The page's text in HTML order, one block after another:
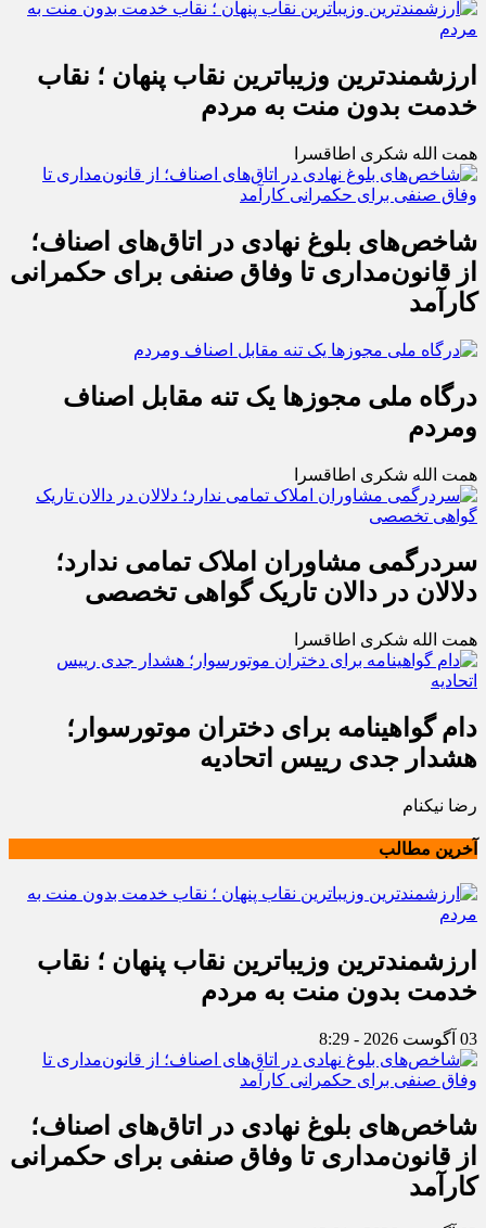
ارزشمندترین وزیباترین نقاب پنهان ؛ نقاب
خدمت بدون منت به مردم
همت الله شکری اطاقسرا
شاخص‌های بلوغ نهادی در اتاق‌های اصناف؛
از قانون‌مداری تا وفاق صنفی برای حکمرانی
کارآمد
درگاه ملی مجوزها یک تنه مقابل اصناف
ومردم
همت الله شکری اطاقسرا
سردرگمی مشاوران املاک تمامی ندارد؛
دلالان در دالان تاریک گواهی تخصصی
همت الله شکری اطاقسرا
دام گواهینامه برای دختران موتورسوار؛
هشدار جدی رییس اتحادیه
رضا نیکنام
آخرین مطالب
ارزشمندترین وزیباترین نقاب پنهان ؛ نقاب
خدمت بدون منت به مردم
03 آگوست 2026 - 8:29
شاخص‌های بلوغ نهادی در اتاق‌های اصناف؛
از قانون‌مداری تا وفاق صنفی برای حکمرانی
کارآمد